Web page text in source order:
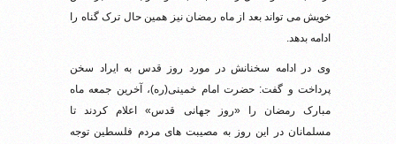
خویش می تواند بعد از ماه رمضان نیز همین حال ترک گناه را
ادامه بدهد.
وی در ادامه سخنانش در مورد روز قدس به ایراد سخن
پرداخت و گفت: حضرت امام خمینی(ره)، آخرین جمعه ماه
مبارک رمضان را «روز جهانی قدس» اعلام کردند تا
مسلمانان در این روز به مصیبت های مردم فلسطین توجه